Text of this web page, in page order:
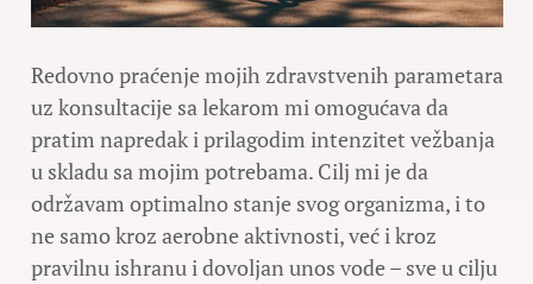
Redovno praćenje mojih zdravstvenih parametara
uz konsultacije sa lekarom mi omogućava da
pratim napredak i prilagodim intenzitet vežbanja
u skladu sa mojim potrebama. Cilj mi je da
održavam optimalno stanje svog organizma, i to
ne samo kroz aerobne aktivnosti, već i kroz
pravilnu ishranu i dovoljan unos vode – sve u cilju